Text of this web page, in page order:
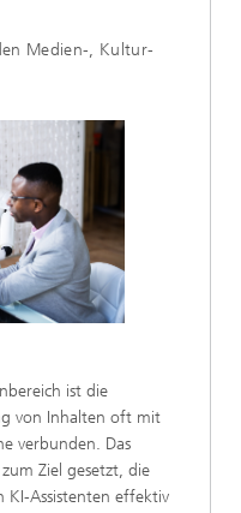
Medien-, Kultur-
ist die
von Inhalten oft mit
verbunden. Das
Ziel gesetzt, die
KI-Assistenten effektiv